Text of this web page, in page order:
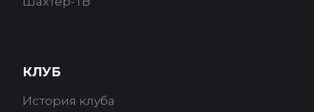
КЛУБ
История клуба